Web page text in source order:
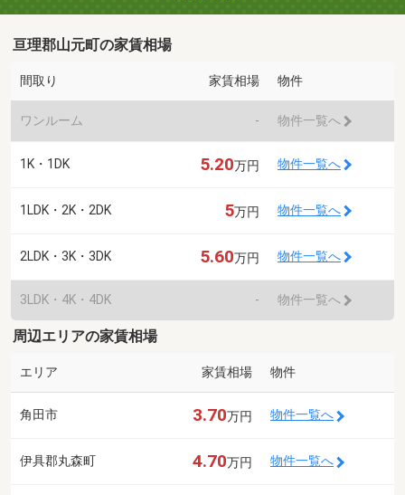
亘理郡山元町の家賃相場
間取り 家賃相場 物件
ワンルーム - 物件一覧へ
1K・1DK 5.20万円 物件一覧へ
1LDK・2K・2DK 5万円 物件一覧へ
2LDK・3K・3DK 5.60万円 物件一覧へ
3LDK・4K・4DK - 物件一覧へ
周辺エリアの家賃相場
エリア 家賃相場 物件
角田市 3.70万円 物件一覧へ
伊具郡丸森町 4.70万円 物件一覧へ